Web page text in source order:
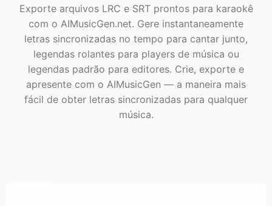
Exporte arquivos LRC e SRT prontos para karaokê
com o AIMusicGen.net. Gere instantaneamente
letras sincronizadas no tempo para cantar junto,
legendas rolantes para players de música ou
legendas padrão para editores. Crie, exporte e
apresente com o AIMusicGen — a maneira mais
fácil de obter letras sincronizadas para qualquer
música.